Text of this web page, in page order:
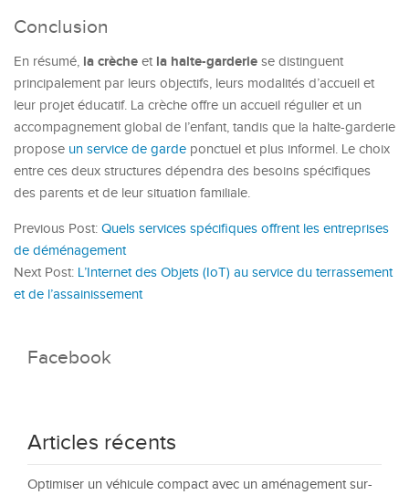
Conclusion
En résumé, la crèche et la halte-garderie se distinguent
principalement par leurs objectifs, leurs modalités d’accueil et
leur projet éducatif. La crèche offre un accueil régulier et un
accompagnement global de l’enfant, tandis que la halte-garderie
propose un service de garde ponctuel et plus informel. Le choix
entre ces deux structures dépendra des besoins spécifiques
des parents et de leur situation familiale.
Previous Post: Quels services spécifiques offrent les entreprises
de déménagement
Next Post: L’Internet des Objets (IoT) au service du terrassement
et de l’assainissement
Facebook
Articles récents
Optimiser un véhicule compact avec un aménagement sur-